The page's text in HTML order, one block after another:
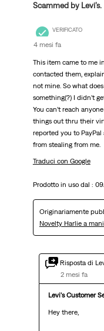
Scammed by Levi’s.
VERIFICATO
4 mesi fa
This item came to me
contacted them,
not mine. So what
something(?) I didn’t
You can’t reach
things out thru their
reported you to
from stealing from me.
Traduci con Google
Prodotto in uso dal :
Originariamente
Novelty Harlie a
Risposta di
2 mesi fa
Levi's Customer
Hey there,